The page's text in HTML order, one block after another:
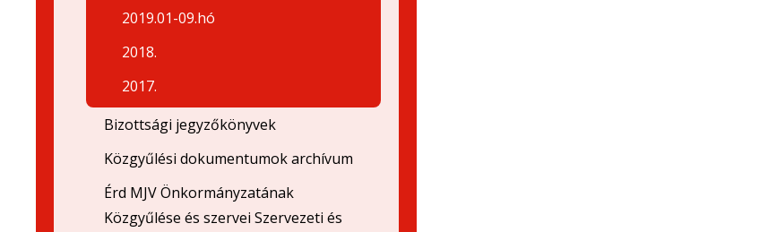
2019.01-09.hó
2018.
2017.
Bizottsági jegyzőkönyvek
Közgyűlési dokumentumok archívum
Érd MJV Önkormányzatának
Közgyűlése és szervei Szervezeti és